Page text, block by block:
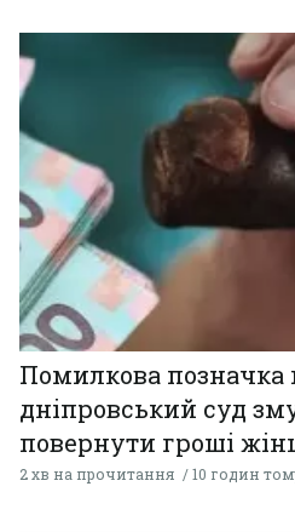
Помилкова позначка
дніпровський суд
повернути гроші
2 хв на прочитання 10 годин